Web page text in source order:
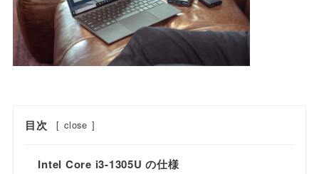
目次 [ close ]
Intel Core i3-1305U の仕様